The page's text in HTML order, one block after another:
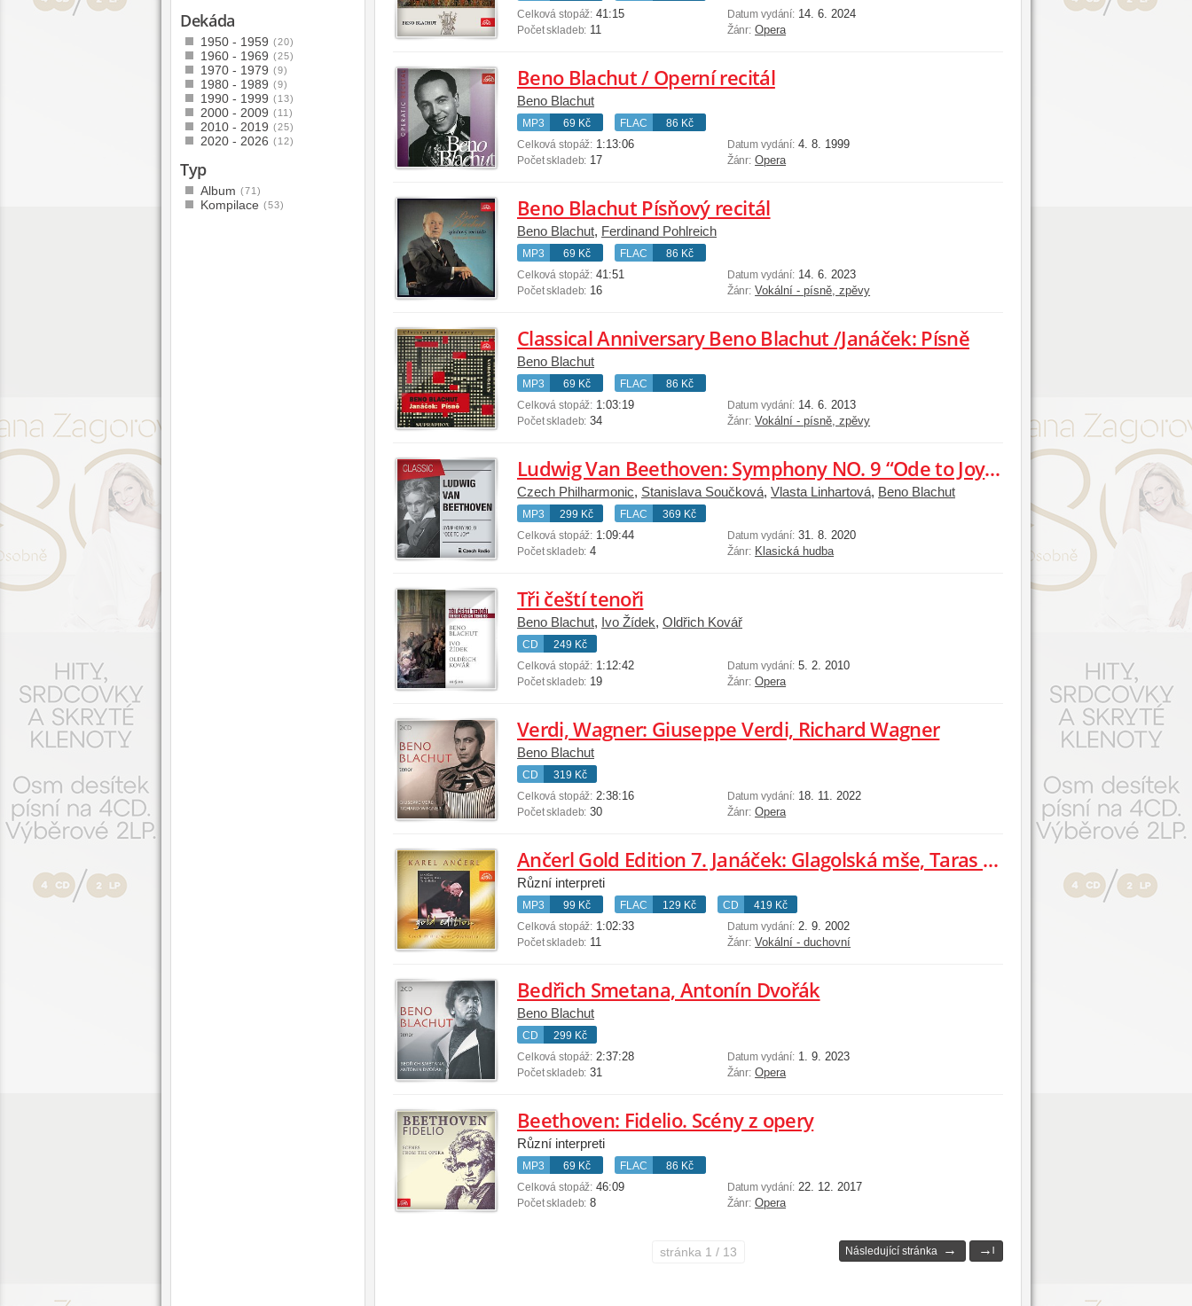
Celková stopáž: 41:15
Počet skladeb: 11
Datum vydání: 14. 6. 2024
Žánr: Opera
Beno Blachut / Operní recitál
Beno Blachut
MP3 69 Kč FLAC
86 Kč
Celková stopáž: 1:13:06
Počet skladeb: 17
Datum vydání: 4. 8. 1999
Žánr: Opera
Beno Blachut Písňový recitál
Beno Blachut, Ferdinand Pohlreich
MP3 69 Kč FLAC
86 Kč
Celková stopáž: 41:51
Počet skladeb: 16
Datum vydání: 14. 6. 2023
Žánr: Vokální - písně, zpěvy
Classical Anniversary Beno Blachut /Janáček: Písně
Beno Blachut
MP3 69 Kč FLAC
86 Kč
Celková stopáž: 1:03:19
Počet skladeb: 34
Datum vydání: 14. 6. 2013
Žánr: Vokální - písně, zpěvy
Ludwig Van Beethoven: Symphony NO. 9 “Ode to Joy” (Live)
Czech Philharmonic, Stanislava Součková,Vlasta Linhartová, Beno Blachut
MP3 299 Kč FLAC
369 Kč
Celková stopáž: 1:09:44
Počet skladeb: 4
Datum vydání: 31. 8. 2020
Žánr: Klasická hudba
Tři čeští tenoři
Beno Blachut, Ivo Žídek,Oldřich Kovář
CD
249 Kč
Celková stopáž: 1:12:42
Počet skladeb: 19
Datum vydání: 5. 2. 2010
Žánr: Opera
Verdi, Wagner: Giuseppe Verdi, Richard Wagner
Beno Blachut
CD
319 Kč
Celková stopáž: 2:38:16
Počet skladeb: 30
Datum vydání: 18. 11. 2022
Žánr: Opera
Ančerl Gold Edition 7. Janáček: Glagolská mše, Taras Bulba
Různí interpreti
MP3 99 Kč FLAC 129 Kč CD
419 Kč
Celková stopáž: 1:02:33
Počet skladeb: 11
Datum vydání: 2. 9. 2002
Žánr: Vokální - duchovní
Bedřich Smetana, Antonín Dvořák
Beno Blachut
CD
299 Kč
Celková stopáž: 2:37:28
Počet skladeb: 31
Datum vydání: 1. 9. 2023
Žánr: Opera
Beethoven: Fidelio. Scény z opery
Různí interpreti
MP3 69 Kč FLAC
86 Kč
Celková stopáž: 46:09
Počet skladeb: 8
Datum vydání: 22. 12. 2017
Žánr: Opera
stránka 1 / 13 Následující stránka → →
Dekáda
1950 - 1959 (20)
1960 - 1969 (25)
1970 - 1979 (9)
1980 - 1989 (9)
1990 - 1999 (13)
2000 - 2009 (11)
2010 - 2019 (25)
2020 - 2026 (12)
Typ
Album (71)
Kompilace (53)